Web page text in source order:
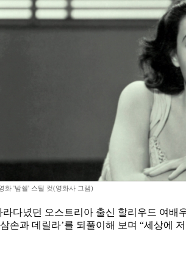
화 '밤쉘' 스틸 컷(영화사 그램)
다녔던 오스트리아 출신 할리우드 여
손과 데릴라’를 되풀이해 보며 “세상